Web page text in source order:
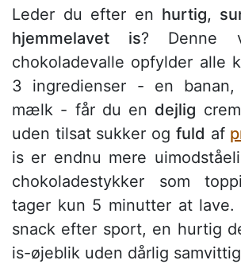
Leder du efter en hurtig,
hjemmelavet is? Denne
chokoladevalle opfylder alle
3 ingredienser - en
mælk - får du en dejlig
uden tilsat sukker og fuld af
is er endnu mere
chokoladestykker som
tager kun 5 minutter at
snack efter sport, en hurtig
is-øjeblik uden dårlig